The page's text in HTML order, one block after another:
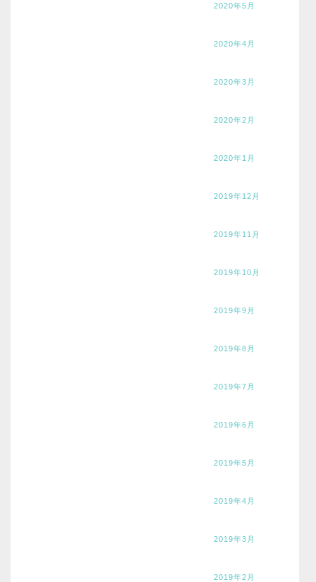
2020年5月
2020年4月
2020年3月
2020年2月
2020年1月
2019年12月
2019年11月
2019年10月
2019年9月
2019年8月
2019年7月
2019年6月
2019年5月
2019年4月
2019年3月
2019年2月